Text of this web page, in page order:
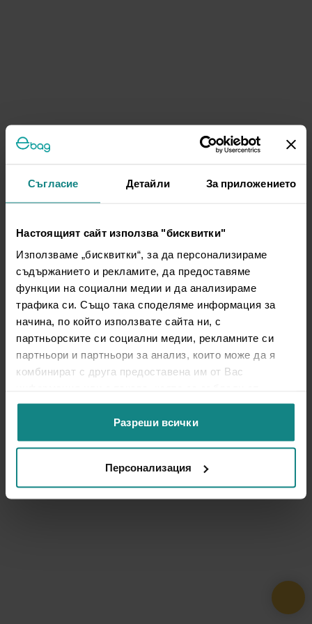
Съгласие Детайли За приложението
Настоящият сайт използва "бисквитки"
Използваме „бисквитки“, за да персонализираме
съдържанието и рекламите, да предоставяме
функции на социални медии и да анализираме
трафика си. Също така споделяме информация за
начина, по който използвате сайта ни, с
партньорските си социални медии, рекламните си
партньори и партньори за анализ, които може да я
комбинират с друга предоставена им от Вас
ползването от Ваша страна на услугите им.
Разреши всички
Персонализация